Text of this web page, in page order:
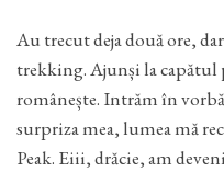
Au trecut deja două ore,
trekking. Ajunși la
românește. Intrăm în
surpriza mea, lumea mă
Peak. Eiii, drăcie, am